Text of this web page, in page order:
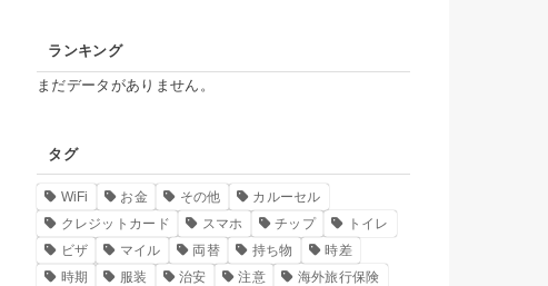
ランキング
まだデータがありません。
タグ
WiFi お金 その他
カルーセル
クレジットカード
スマホ チップ
トイレ
ビザ
マイル 両替 持ち物
時差
時期
服装 治安 注意
海外旅行保険